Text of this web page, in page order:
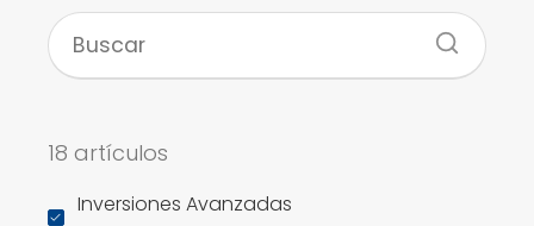
18 artículos
Inversiones Avanzadas